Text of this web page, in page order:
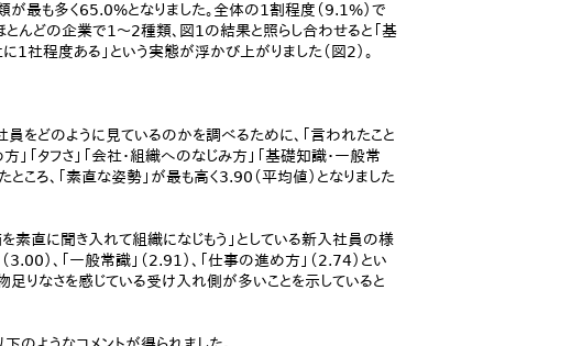
最も多く65.0%となりました。全体の1割程度（9.1%）で
んどの企業で1～2種類、図1の結果と照らし合わせると「基
社程度ある」という実態が浮かび上がりました（図2）。
どのように見ているのかを調べるために、「言われたこと
「タフさ」「会社・組織へのなじみ方」「基礎知識・一般常
ころ、「素直な姿勢」が最も高く3.90（平均値）となりました
素直に聞き入れて組織になじもう」としている新入社員の様
3.00）、「一般常識」（2.91）、「仕事の進め方」（2.74）とい
りなさを感じている受け入れ側が多いことを示していると